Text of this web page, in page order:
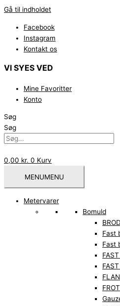
Gå til indholdet
Facebook
Instagram
Kontakt os
VI SYES VED
Mine Favoritter
Konto
Søg
Søg
0,00 kr. 0 Kurv
MENUMENU
Metervarer
Bomuld
Fast
Fast